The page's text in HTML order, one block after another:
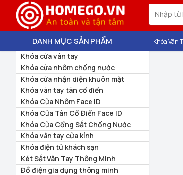
DANH MỤC SẢN PHẨM
Khóa cửa vân tay
Khóa cửa nhôm chống nước
Khóa cửa nhận diện khuôn mặt
Khóa vân tay tân cổ điển
Khóa Cửa Nhôm Face ID
Khóa Cửa Tân Cổ Điển Face ID
Khóa Cửa Cổng Sắt Chống Nước
Khóa vân tay cửa kính
Khóa điện tử khách sạn
Két Sắt Vân Tay Thông Minh
Đồ điện gia dụng thông minh
Khóa Vân